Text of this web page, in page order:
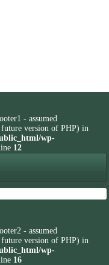
- assumed
version of PHP) in
wp-
12
- assumed
version of PHP) in
wp-
16